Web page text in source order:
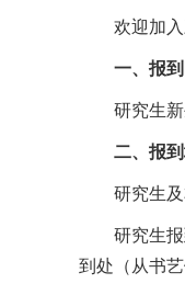
欢迎加
一、报
研究生
二、报
研究生
研究生
到处（从书